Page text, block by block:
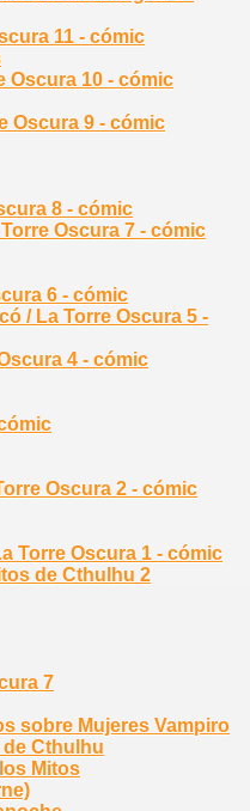
11 - cómic
Oscura 10 - cómic
Oscura 9 - cómic
8 - cómic
Oscura 7 - cómic
6 - cómic
/ La Torre Oscura 5 -
4 - cómic
Oscura 2 - cómic
Torre Oscura 1 - cómic
de Cthulhu 2
7
sobre Mujeres Vampiro
Cthulhu
Mitos